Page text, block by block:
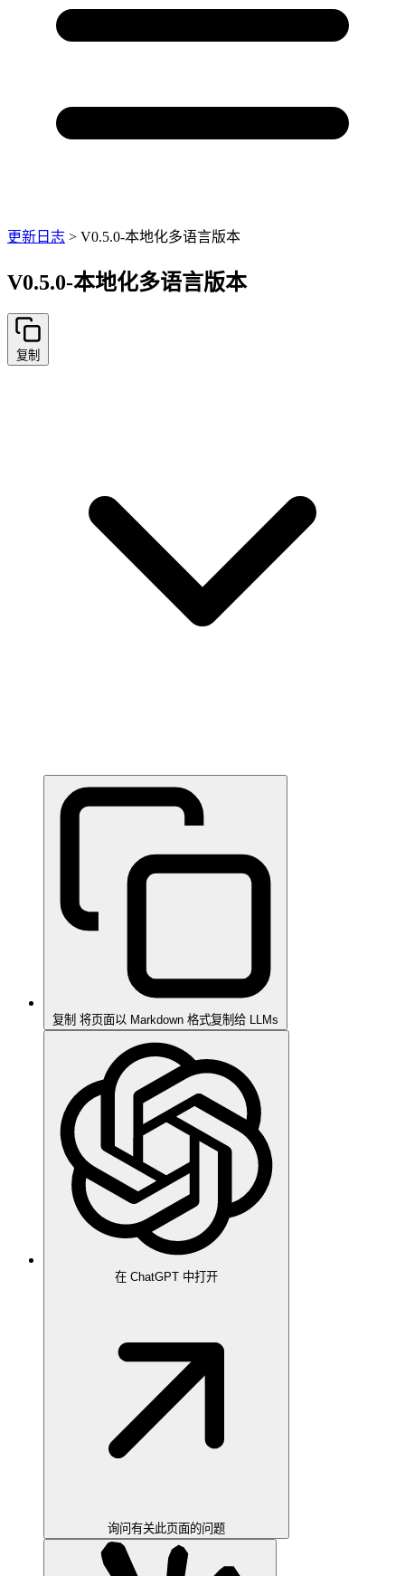
更新日志 > V0.5.0-本地化多语言版本
V0.5.0-本地化多语言版本
复制
复制 将页面以 Markdown 格式复制给 LLMs
在 ChatGPT 中打开
询问有关此页面的问题